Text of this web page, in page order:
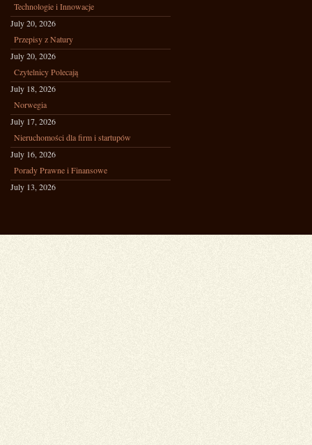
Technologie i Innowacje
July 20, 2026
Przepisy z Natury
July 20, 2026
Czytelnicy Polecają
July 18, 2026
Norwegia
July 17, 2026
Nieruchomości dla firm i startupów
July 16, 2026
Porady Prawne i Finansowe
July 13, 2026